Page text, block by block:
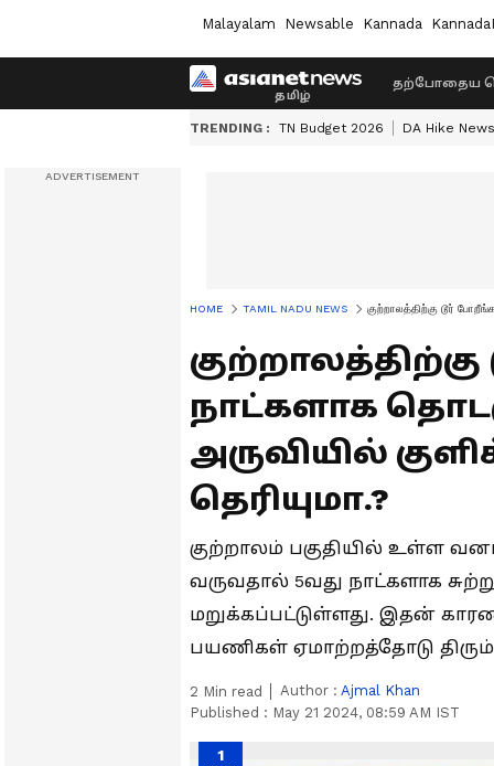
Malayalam Newsable Kannada
தற்போதைய
TRENDING : TN Budget 2026 DA Hike News
HOME TAMIL NADU NEWS குற்றாலத்திற்கு டூர்
நாட்களாக
அருவியில்
தெரியுமா.?
குற்றாலம் பகுதியில் உள்ள
வருவதால் 5வது நாட்களாக
மறுக்கப்பட்டுள்ளது. இதன்
பயணிகள் ஏமாற்றத்தோடு
2 Min read Author : Ajmal Khan
Published : May 21 2024, 08:59 AM IST
1